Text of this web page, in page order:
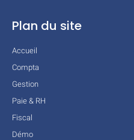
Plan du site
Accueil
Compta
Gestion
Paie & RH
Fiscal
Démo